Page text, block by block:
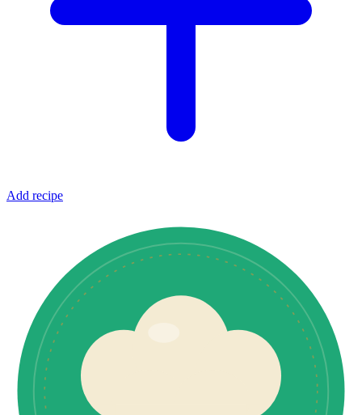
Add recipe